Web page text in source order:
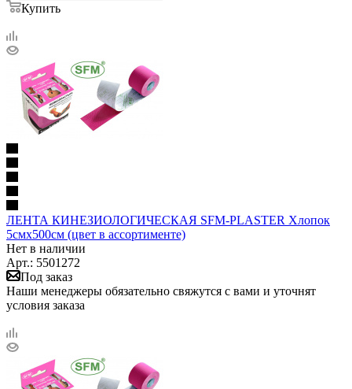
Купить
ЛЕНТА КИНЕЗИОЛОГИЧЕСКАЯ SFM-PLASTER Хлопок
5смх500см (цвет в ассортименте)
Нет в наличии
Арт.: 5501272
Под заказ
Наши менеджеры обязательно свяжутся с вами и уточнят
условия заказа